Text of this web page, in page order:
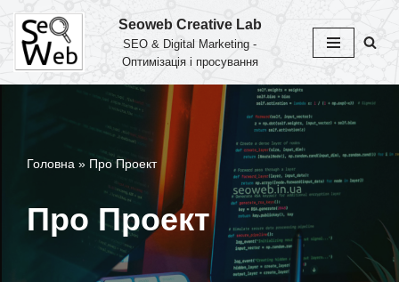
Перейти
до
Seoweb Creative Lab
SEO & Digital Marketing -
Оптимізація і просування
Головна » Про Проект
Про Проект